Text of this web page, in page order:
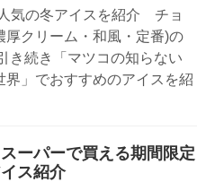
気の冬アイスを紹介 チョ
厚クリーム・和風・定番)の
き続き「マツコの知らない
界」でおすすめのアイスを紹
ーパーで買える期間限定
ス紹介